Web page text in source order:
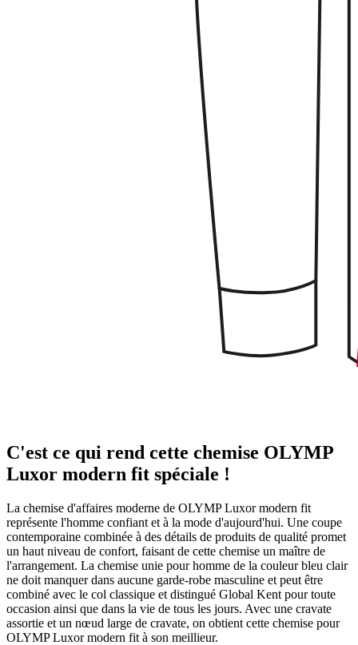
C'est ce qui rend cette chemise OLYMP
Luxor modern fit spéciale !
La chemise d'affaires moderne de OLYMP Luxor modern fit
représente l'homme confiant et à la mode d'aujourd'hui. Une coupe
contemporaine combinée à des détails de produits de qualité promet
un haut niveau de confort, faisant de cette chemise un maître de
l'arrangement. La chemise unie pour homme de la couleur bleu clair
ne doit manquer dans aucune garde-robe masculine et peut être
combiné avec le col classique et distingué Global Kent pour toute
occasion ainsi que dans la vie de tous les jours. Avec une cravate
assortie et un nœud large de cravate, on obtient cette chemise pour
OLYMP Luxor modern fit à son meillieur.